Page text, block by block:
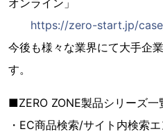
オンライン」
https://zero-start.jp/
今後も様々な業界にて大手企
す。
■ZERO ZONE製品シリーズ一
・EC商品検索/サイト内検索